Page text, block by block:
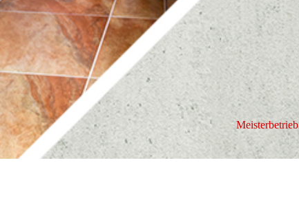
Meisterbetrieb